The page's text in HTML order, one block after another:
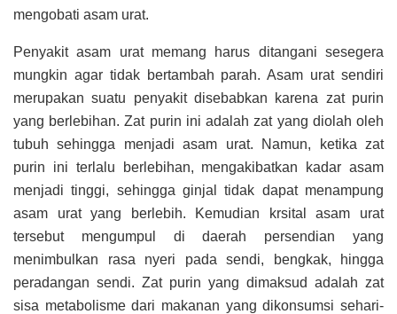
mengobati asam urat.
Penyakit asam urat memang harus ditangani sesegera
mungkin agar tidak bertambah parah. Asam urat sendiri
merupakan suatu penyakit disebabkan karena zat purin
yang berlebihan. Zat purin ini adalah zat yang diolah oleh
tubuh sehingga menjadi asam urat. Namun, ketika zat
purin ini terlalu berlebihan, mengakibatkan kadar asam
menjadi tinggi, sehingga ginjal tidak dapat menampung
asam urat yang berlebih. Kemudian krsital asam urat
tersebut mengumpul di daerah persendian yang
menimbulkan rasa nyeri pada sendi, bengkak, hingga
peradangan sendi. Zat purin yang dimaksud adalah zat
sisa metabolisme dari makanan yang dikonsumsi sehari-